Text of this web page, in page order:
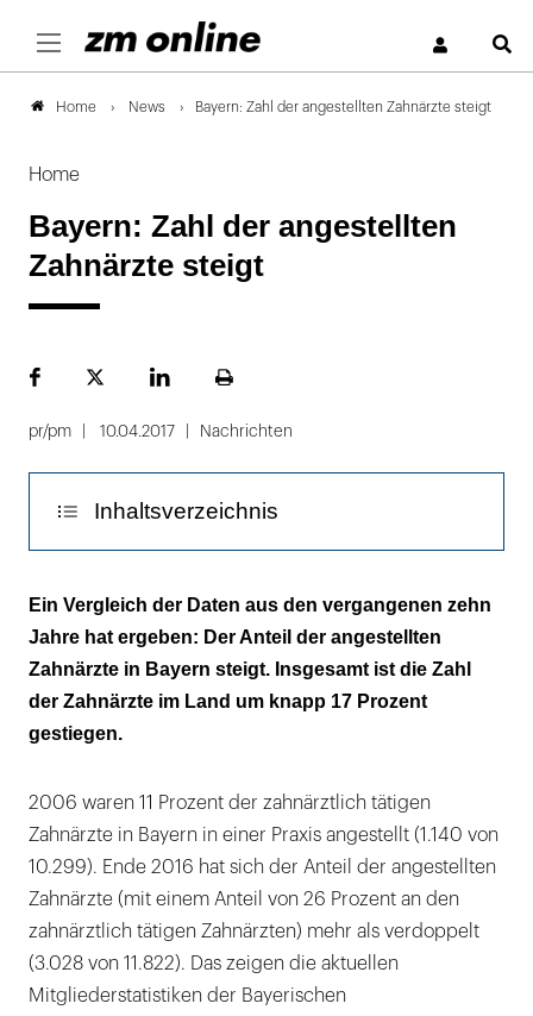
Home News Bayern: Zahl der angestellten Zahnärzte steigt
Home
Bayern: Zahl der angestellten
Zahnärzte steigt
FacebookPlattformLinekdInSeite
pr/pm 10.04.2017 Nachrichten
Inhaltsverzeichnis
Insgesamt: Zahl der Zahnärztinnen steigt
Weniger Männer gehen in die Niederlassung
Ein Vergleich der Daten aus den vergangenen zehn
Jahre hat ergeben: Der Anteil der angestellten
Zahnärzte in Bayern steigt. Insgesamt ist die Zahl
der Zahnärzte im Land um knapp 17 Prozent
gestiegen.
2006 waren 11 Prozent der zahnärztlich tätigen
Zahnärzte in Bayern in einer Praxis angestellt (1.140 von
10.299). Ende 2016 hat sich der Anteil der angestellten
Zahnärzte (mit einem Anteil von 26 Prozent an den
zahnärztlich tätigen Zahnärzten) mehr als verdoppelt
(3.028 von 11.822). Das zeigen die aktuellen
Mitgliederstatistiken der Bayerischen